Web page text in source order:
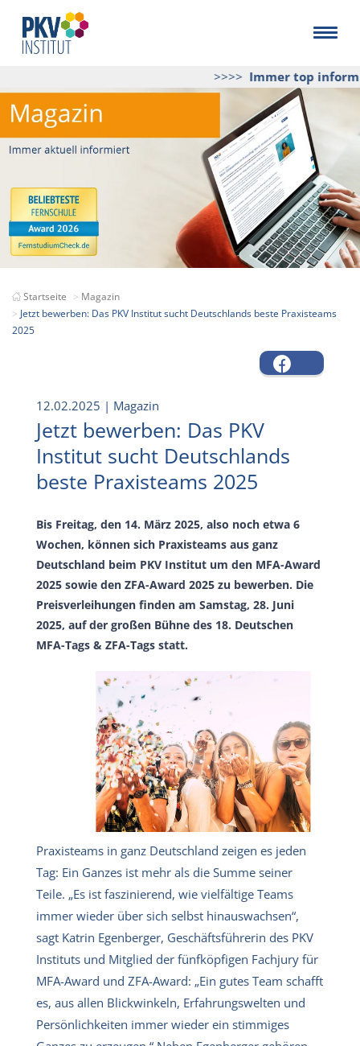
>>>>Immer top
Startseite
Magazin
Jetzt bewerben: Das PKV Institut sucht Deutschlands beste Praxisteams
2025
12.02.2025 | Magazin
Jetzt bewerben: Das PKV
Institut sucht Deutschlands
beste Praxisteams 2025
Bis Freitag, den 14. März 2025, also noch etwa 6
Wochen, können sich Praxisteams aus ganz
Deutschland beim PKV Institut um den MFA-Award
2025 sowie den ZFA-Award 2025 zu bewerben. Die
Preisverleihungen finden am Samstag, 28. Juni
2025, auf der großen Bühne des 18. Deutschen
MFA-Tags & ZFA-Tags statt.
Praxisteams in ganz Deutschland zeigen es jeden
Tag: Ein Ganzes ist mehr als die Summe seiner
Teile. „Es ist faszinierend, wie vielfältige Teams
immer wieder über sich selbst hinauswachsen“,
sagt Katrin Egenberger, Geschäftsführerin des PKV
Instituts und Mitglied der fünfköpfigen Fachjury für
MFA-Award und ZFA-Award: „Ein gutes Team schafft
es, aus allen Blickwinkeln, Erfahrungswelten und
Persönlichkeiten immer wieder ein stimmiges